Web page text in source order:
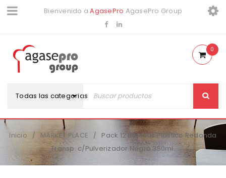
Bienvenido aAgasePro AgasePro Group
Todas las categorias
0
Inicio / MARKET PLACE /
Pack 12 Botellas Plástico Redonda
Transp. c/Pulverizador Negro.350ml.